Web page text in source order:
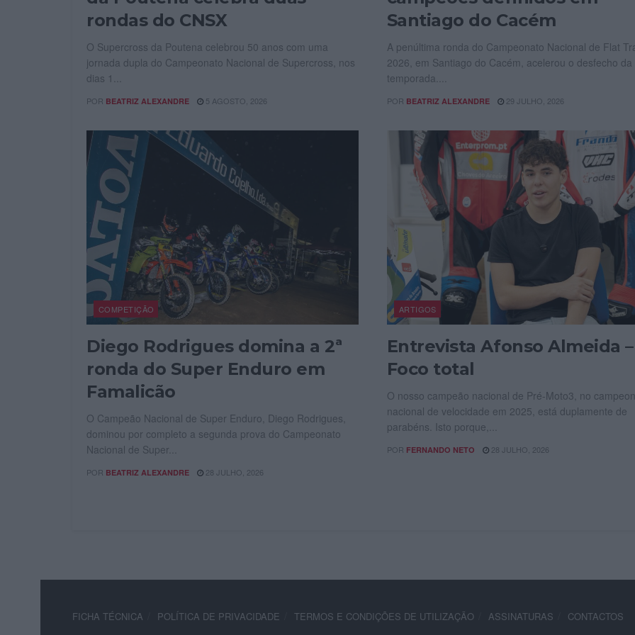
rondas do CNSX
O Supercross da Poutena celebrou 50 anos com uma
jornada dupla do Campeonato Nacional de Supercross, nos
dias 1...
POR BEATRIZ ALEXANDRE 5 AGOSTO, 2026
Santiago do Cacém
A penúltima ronda do Campeonato Nacional de Flat
2026, em Santiago do Cacém, acelerou o desfecho da
temporada....
POR BEATRIZ ALEXANDRE 29 JULHO, 2026
COMPETIÇÃO
Diego Rodrigues domina a 2ª
ronda do Super Enduro em
Famalicão
O Campeão Nacional de Super Enduro, Diego Rodrigues,
dominou por completo a segunda prova do Campeonato
Nacional de Super...
POR BEATRIZ ALEXANDRE 28 JULHO, 2026
ARTIGOS
Entrevista Afonso Almeida –
Foco total
O nosso campeão nacional de Pré-Moto3, no
nacional de velocidade em 2025, está duplamente de
parabéns. Isto porque,...
POR FERNANDO NETO 28 JULHO, 2026
FICHA TÉCNICA POLÍTICA DE PRIVACIDADE TERMOS E CONDIÇÕES DE UTILIZAÇÃO ASSINATURAS CONTACTOS